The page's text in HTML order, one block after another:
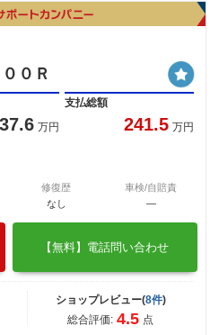
０Ｒ
万円
支払総額
241.5 万円
修復歴
なし
車検/自賠責
―
【無料】電話問い合わせ
ショップレビュー(8件)
総合評価: 4.5 点